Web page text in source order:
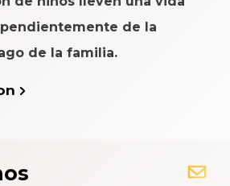
de la
de la familia.